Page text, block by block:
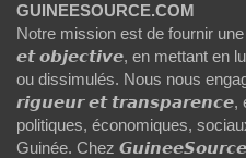
GUINEESOURCE.COM
Notre mission est de fournir
𝙚𝙩 𝙤𝙗𝙟𝙚𝙘𝙩𝙞𝙫𝙚, en mettant en
ou dissimulés. Nous nous
𝙧𝙞𝙜𝙪𝙚𝙪𝙧 𝙚𝙩 𝙩𝙧𝙖𝙣𝙨𝙥𝙖𝙧𝙚𝙣𝙘𝙚,
politiques, économiques,
Guinée. Chez